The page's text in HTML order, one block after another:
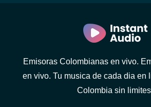
Emisoras Colombianas en vivo.
en vivo. Tu musica de cada dia en
Colombia sin